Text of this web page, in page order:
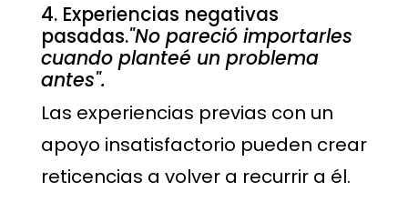
4. Experiencias negativas
pasadas."No pareció importarles
cuando planteé un problema
antes".
Las experiencias previas con un
apoyo insatisfactorio pueden crear
reticencias a volver a recurrir a él.